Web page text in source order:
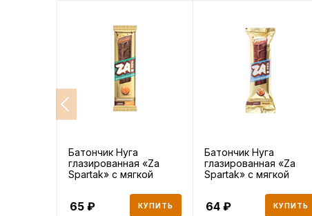
Батончик Нуга
глазированная «Za
Spartak» с мягкой
65 КУПИТЬ
Батончик Нуга
глазированная «Za
Spartak» с мягкой
64 КУПИТЬ